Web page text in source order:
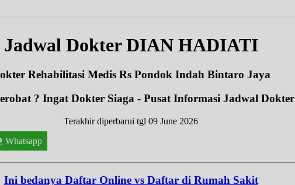
Jadwal Dokter DIAN HADIATI
Rehabilitasi Medis Rs Pondok Indah Bintaro Jaya
? Ingat Dokter Siaga - Pusat Informasi Jadwal Dokter
Terakhir diperbarui tgl 09 June 2026
Whatsapp
Ini bedanya Daftar Online vs Daftar di Rumah Sakit